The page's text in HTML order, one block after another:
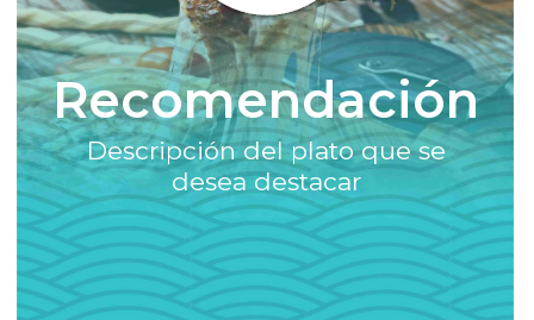
Descripción del plato que se
desea destacar
Recomendación